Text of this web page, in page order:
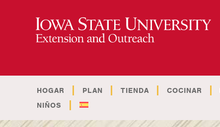
HOGAR PLAN TIENDA COCINAR
NIÑOS